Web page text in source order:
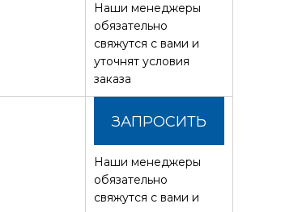
СТОИМОСТЬ
Наши менеджеры
обязательно
свяжутся с вами и
уточнят условия
заказа
ЗАПРОСИТЬ
СТОИМОСТЬ
Наши менеджеры
обязательно
свяжутся с вами и